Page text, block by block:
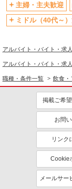
主婦・主夫歓迎
ミドル（40代～
アルバイト・バイト・求
アルバイト・バイト・求
職種・条件一覧 飲食・
掲載ご希
お問
リンク
Cookie
メールサー